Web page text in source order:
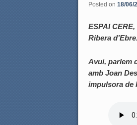
Posted on 18/06/
ESPAI
Ribera
Avui, parlem
amb Joan
impulsora de